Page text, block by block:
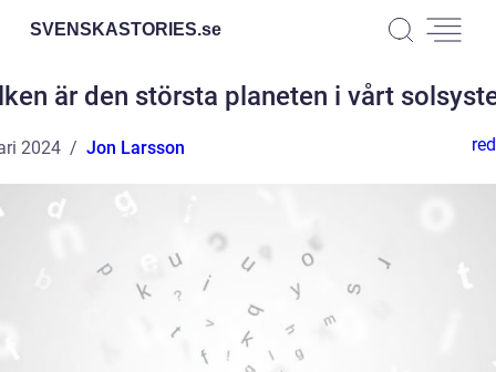
SVENSKASTORIES.se
är den största planeten i vårt
2024 Jon Larsson